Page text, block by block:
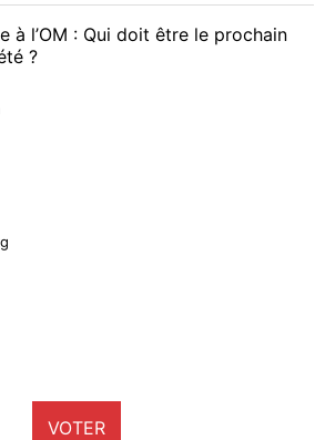
à l’OM : Qui doit être le prochain
?
VOTER